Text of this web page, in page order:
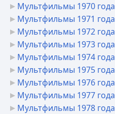
Мультфильмы 1970 года
Мультфильмы 1971 года
Мультфильмы 1972 года
Мультфильмы 1973 года
Мультфильмы 1974 года
Мультфильмы 1975 года
Мультфильмы 1976 года
Мультфильмы 1977 года
Мультфильмы 1978 года